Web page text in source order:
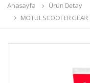
Anasayfa
Ürün Detay
MOTUL SCOOTER